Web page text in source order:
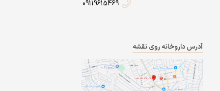
09119615469
آدرس داروخانه روی نقشه